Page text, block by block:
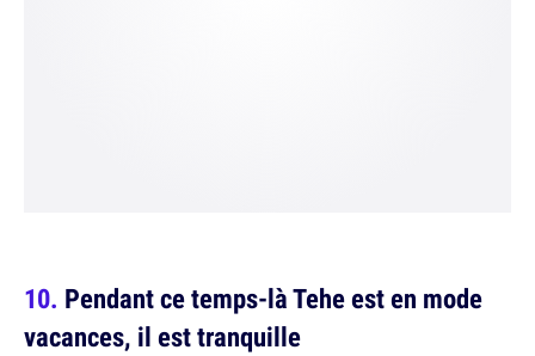
Pendant ce temps-là Tehe est en mode
vacances, il est tranquille